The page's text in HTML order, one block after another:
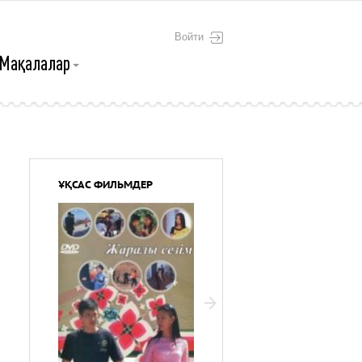
Войти
Мақалалар
ҰҚСАС ФИЛЬМДЕР